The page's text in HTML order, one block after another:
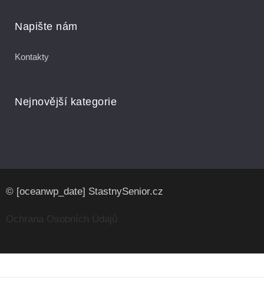
Napište nám
Kontakty
Nejnovější kategorie
© [oceanwp_date] StastnySenior.cz